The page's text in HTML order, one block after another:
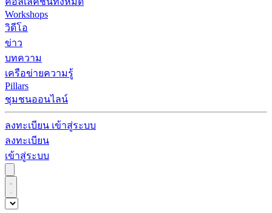
Workshops
วิดีโอ
ข่าว
บทความ
เครือข่ายความรู้
Pillars
ชุมชนออนไลน์
ลงทะเบียน เข้าสู่ระบบ
ลงทะเบียน
เข้าสู่ระบบ